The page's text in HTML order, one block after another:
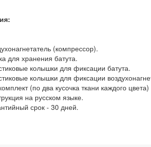
(компрессор).
для хранения батута.
колышки для фиксации батута.
колышки для фиксации
(по два кусочка ткани каждого цвета)
на русском языке.
срок - 30 дней.